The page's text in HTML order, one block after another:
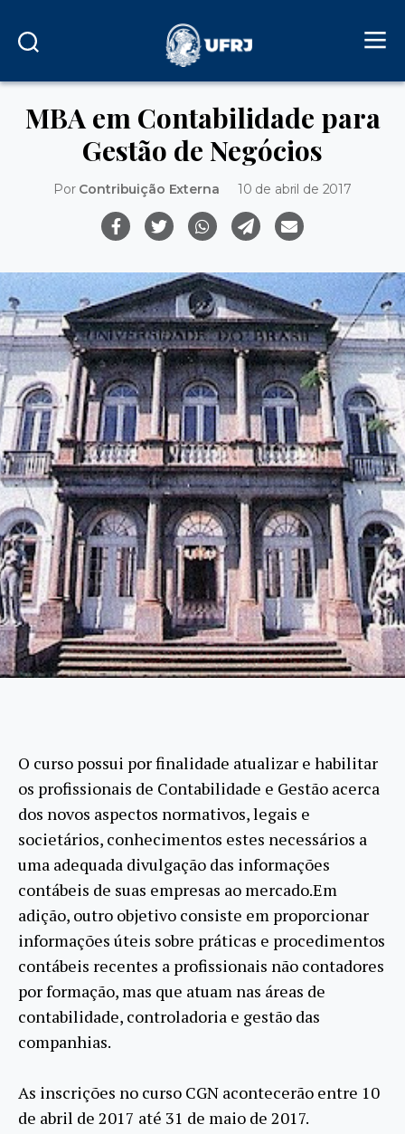
MBA em Contabilidade para
Gestão de Negócios
Por Contribuição Externa 10 de abril de 2017
O curso possui por finalidade atualizar e habilitar
os profissionais de Contabilidade e Gestão acerca
dos novos aspectos normativos, legais e
societários, conhecimentos estes necessários a
uma adequada divulgação das informações
contábeis de suas empresas ao mercado.Em
adição, outro objetivo consiste em proporcionar
informações úteis sobre práticas e procedimentos
contábeis recentes a profissionais não contadores
por formação, mas que atuam nas áreas de
contabilidade, controladoria e gestão das
companhias.
As inscrições no curso CGN acontecerão entre 10
de abril de 2017 até 31 de maio de 2017.